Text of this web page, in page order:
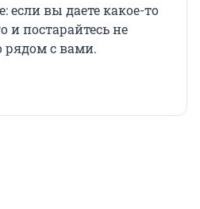
вы даете какое-то
и постарайтесь не
рядом с вами.